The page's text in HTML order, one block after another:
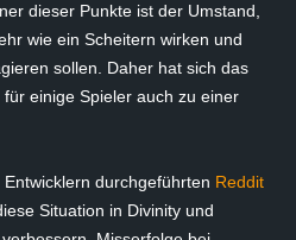
dieser Punkte ist der Umstand,
wie ein Scheitern wirken und
sollen. Daher hat sich das
für einige Spieler auch zu einer
durchgeführten Reddit
Situation in Divinity und